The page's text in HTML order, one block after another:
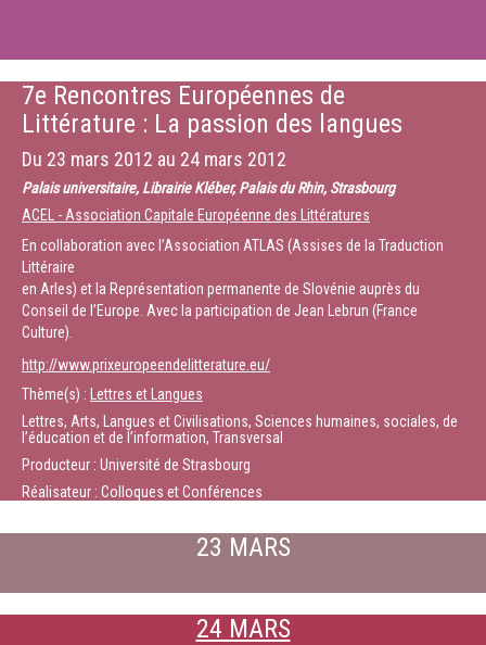
7e Rencontres Européennes de
Littérature : La passion des langues
Du 23 mars 2012 au 24 mars 2012
Palais universitaire, Librairie Kléber, Palais du Rhin, Strasbourg
ACEL - Association Capitale Européenne des Littératures
En collaboration avec l’Association ATLAS (Assises de la Traduction
Littéraire
en Arles) et la Représentation permanente de Slovénie auprès du
Conseil de l’Europe. Avec la participation de Jean Lebrun (France
Culture).
http://www.prixeuropeendelitterature.eu/
Thème(s) :
Lettres et Langues
Lettres, Arts, Langues et Civilisations, Sciences humaines, sociales, de
l’éducation et de l’information, Transversal
Producteur : Université de Strasbourg
Réalisateur : Colloques et Conférences
23 MARS
24 MARS